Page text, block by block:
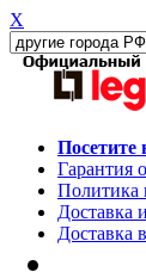
X
Гарантия
Политика
Доставка
Доставка